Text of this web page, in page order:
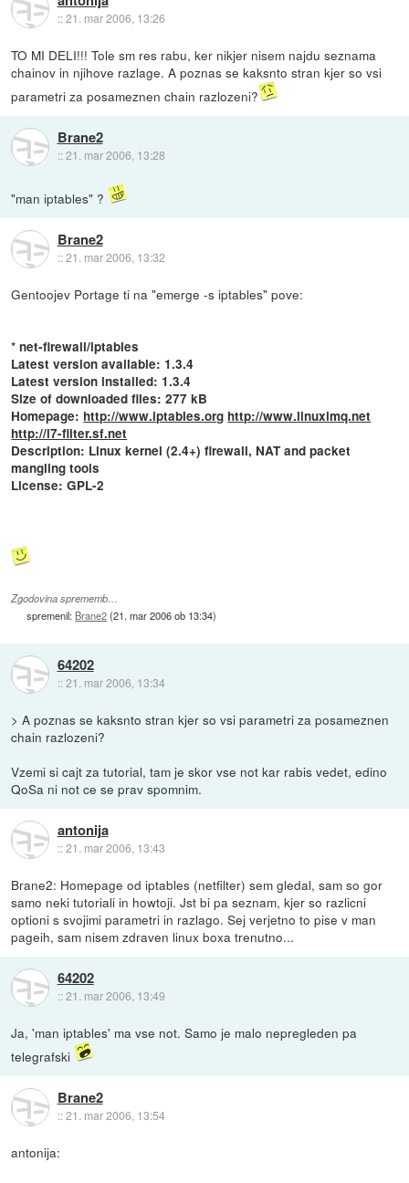
::21. mar 2006, 13:26
TO MI DELI!!! Tole sm res rabu, ker nikjer nisem najdu seznama
chainov in njihove razlage. A poznas se kaksnto stran kjer so vsi
parametri za posameznen chain razlozeni?
Brane2
::21. mar 2006, 13:28
"man iptables" ?
Brane2
::21. mar 2006, 13:32
Gentoojev Portage ti na "emerge -s iptables" pove:
* net-firewall/iptables
Latest version available: 1.3.4
Latest version installed: 1.3.4
Size of downloaded files: 277 kB
Homepage: http://www.iptables.org http://www.linuximq.net
http://l7-filter.sf.net
Description: Linux kernel (2.4+) firewall, NAT and packet
mangling tools
License: GPL-2
Zgodovina sprememb…
spremenil: Brane2(21. mar 2006 ob 13:34)
64202
::21. mar 2006, 13:34
> A poznas se kaksnto stran kjer so vsi parametri za posameznen
chain razlozeni?
Vzemi si cajt za tutorial, tam je skor vse not kar rabis vedet, edino
QoSa ni not ce se prav spomnim.
antonija
::21. mar 2006, 13:43
Brane2: Homepage od iptables (netfilter) sem gledal, sam so gor
samo neki tutoriali in howtoji. Jst bi pa seznam, kjer so razlicni
optioni s svojimi parametri in razlago. Sej verjetno to pise v man
pageih, sam nisem zdraven linux boxa trenutno...
64202
::21. mar 2006, 13:49
Ja, 'man iptables' ma vse not. Samo je malo nepregleden pa
telegrafski
Brane2
::21. mar 2006, 13:54
antonija: